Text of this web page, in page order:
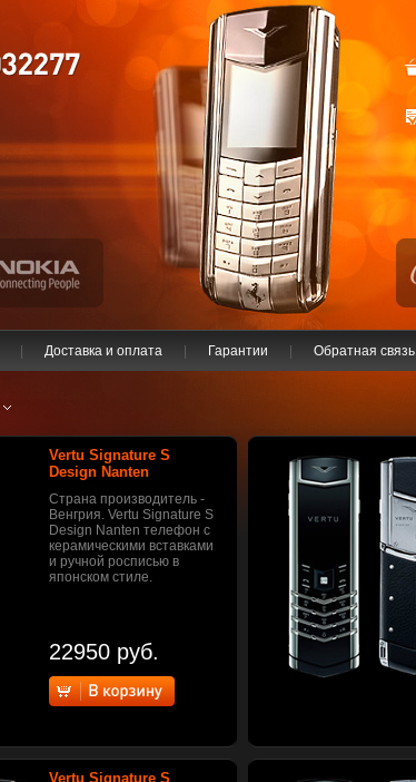
Доставка и оплата Гарантии Обратная связь
Vertu Signature S
Design Nanten
Страна производитель -
Венгрия. Vertu Signature S
Design Nanten телефон с
керамическими вставками
и ручной росписью в
японском стиле.
22950 руб.
Vertu Signature S